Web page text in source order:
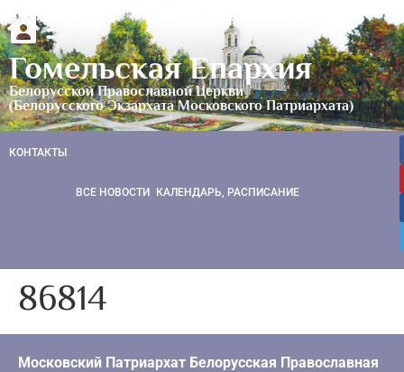
Гомельская Епархия
Белорусской Православной Церкви
(Белорусского Экзархата Московского Патриархата)
КОНТАКТЫ
ВСЕ НОВОСТИ КАЛЕНДАРЬ, РАСПИСАНИЕ
86814
Московский Патриархат Белорусская Православная